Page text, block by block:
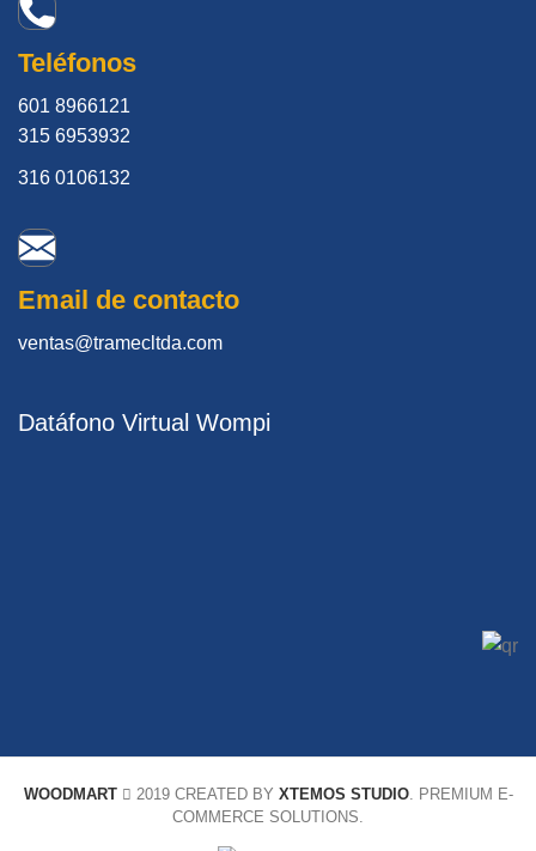
Teléfonos
601 8966121
315 6953932
316 0106132
Email de contacto
ventas@tramecltda.com
Datáfono Virtual Wompi
WOODMART 2019 CREATED BY XTEMOS STUDIO. PREMIUM E-
COMMERCE SOLUTIONS.